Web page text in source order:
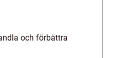
och förbättra